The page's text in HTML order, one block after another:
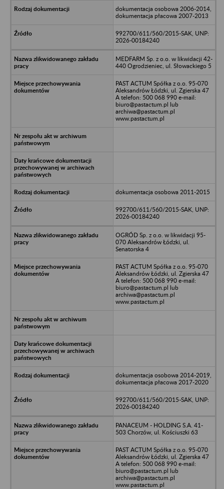
dokumentacja osobowa 2006-2014,
dokumentacja płacowa 2007-2013
992700/611/560/2015-SAK, UNP:
2026-00184240
MEDFARM Sp. z o.o. w likwidacji 42-
440 Ogrodzieniec, ul. Słowackiego 5
PAST ACTUM Spółka z o.o. 95-070
Aleksandrów Łódzki, ul. Zgierska 47
A telefon: 500 068 990 e-mail:
biuro@pastactum.pl lub
archiwa@pastactum.pl
www.pastactum.pl
dokumentacja osobowa 2011-2015
992700/611/560/2015-SAK, UNP:
2026-00184240
OGRÓD Sp. z o.o. w likwidacji 95-
070 Aleksandrów Łódzki, ul.
Senatorska 4
PAST ACTUM Spółka z o.o. 95-070
Aleksandrów Łódzki, ul. Zgierska 47
A telefon: 500 068 990 e-mail:
biuro@pastactum.pl lub
archiwa@pastactum.pl
www.pastactum.pl
dokumentacja osobowa 2014-2019,
dokumentacja płacowa 2017-2020
992700/611/560/2015-SAK, UNP:
2026-00184240
PANACEUM - HOLDING S.A. 41-
503 Chorzów, ul. Kościuszki 63
PAST ACTUM Spółka z o.o. 95-070
Aleksandrów Łódzki, ul. Zgierska 47
A telefon: 500 068 990 e-mail:
biuro@pastactum.pl lub
archiwa@pastactum.pl
www.pastactum.pl